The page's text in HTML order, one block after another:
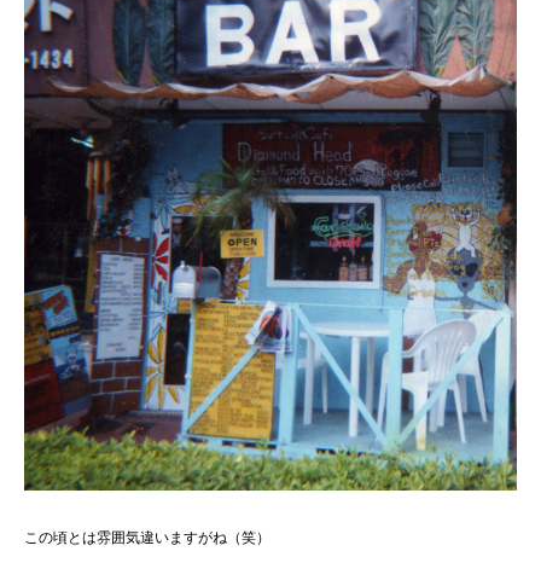
この頃とは雰囲気違いますがね（笑）